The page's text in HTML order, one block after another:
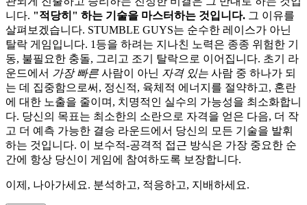
니다. "적당히" 하는 기술을 마스터하는 것입니다. 그 이유를
살펴보겠습니다. STUMBLE GUYS는 순수한 레이스가 아닌
탈락 게임입니다. 1등을 하려는 지나친 노력은 종종 위험한 기
동, 불필요한 충돌, 그리고 조기 탈락으로 이어집니다. 초기 라
운드에서 가장 빠른 사람이 아닌 자격 있는 사람 중 하나가 되
는 데 집중함으로써, 정신적, 육체적 에너지를 절약하고, 혼란
에 대한 노출을 줄이며, 치명적인 실수의 가능성을 최소화합니
다. 당신의 목표는 최소한의 소란으로 자격을 얻은 다음, 더 작
고 더 예측 가능한 결승 라운드에서 당신의 모든 기술을 발휘
하는 것입니다. 이 보수적-공격적 접근 방식은 가장 중요한 순
간에 항상 당신이 게임에 참여하도록 보장합니다.
이제, 나아가세요. 분석하고, 적응하고, 지배하세요.